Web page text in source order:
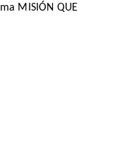
MISIÓN QUE